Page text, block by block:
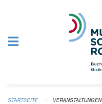
STARTSEITE VERANSTALTUNGEN